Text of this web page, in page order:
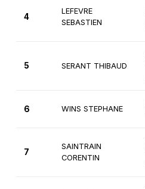
4
LEFEVRE
SEBASTIEN
5 SERANT THIBAUD
6 WINS STEPHANE
7
SAINTRAIN
CORENTIN